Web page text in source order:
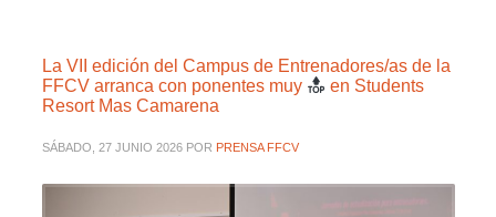
La VII edición del Campus de Entrenadores/as de la
FFCV arranca con ponentes muy
en Students
Resort Mas Camarena
SÁBADO, 27 JUNIO 2026 POR PRENSA FFCV